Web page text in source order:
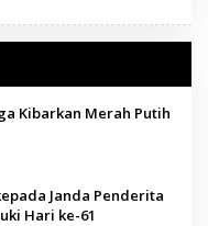
Kibarkan Merah Putih
Janda Penderita
Hari ke-61